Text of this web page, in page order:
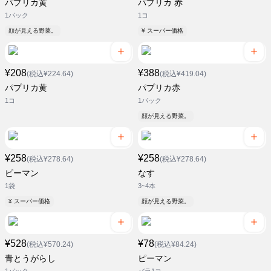
パプリカ黄
1パック
顔が見える野菜。
パプリカ 赤
1コ
¥ スーパー価格
¥208(税込¥224.64)
パプリカ黄
1コ
¥388(税込¥419.04)
パプリカ赤
1パック
顔が見える野菜。
¥258(税込¥278.64)
ピーマン
1袋
¥ スーパー価格
¥258(税込¥278.64)
なす
3~4本
顔が見える野菜。
¥528(税込¥570.24)
青とうがらし
¥78(税込¥84.24)
ピーマン